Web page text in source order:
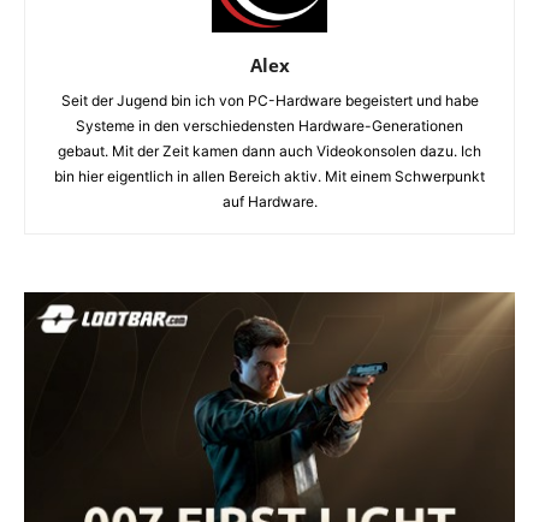
Alex
Seit der Jugend bin ich von PC-Hardware begeistert und habe
Systeme in den verschiedensten Hardware-Generationen
gebaut. Mit der Zeit kamen dann auch Videokonsolen dazu. Ich
bin hier eigentlich in allen Bereich aktiv. Mit einem Schwerpunkt
auf Hardware.